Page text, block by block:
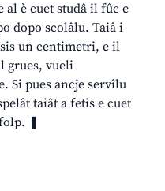
al è cuet studâ il fûc e
dopo scolâlu. Taiâ i
un centimetri, e il
grues, vueli
Si pues ancje servîlu
taiât a fetis e cuet
❚